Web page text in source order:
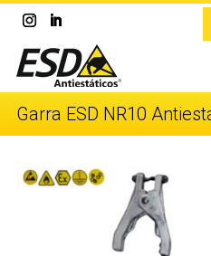
Garra ESD NR10